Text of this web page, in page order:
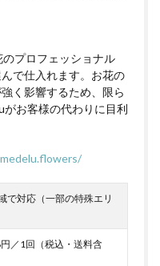
プロフェッショナル
で仕入れます。お花の
く影響するため、限ら
お客様の代わりに目利
で対応（一部の特殊エリ
／1回（税込・送料含